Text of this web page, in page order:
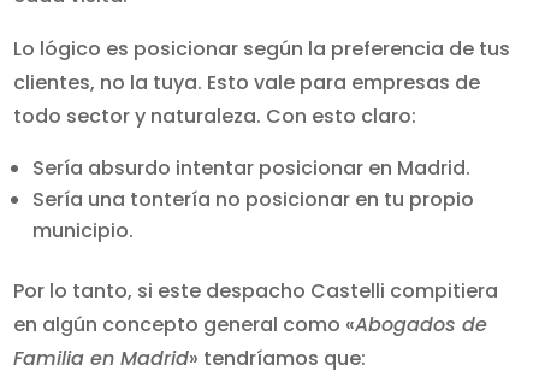
Lo lógico es posicionar según la preferencia de tus
clientes, no la tuya. Esto vale para empresas de
todo sector y naturaleza. Con esto claro:
Sería absurdo intentar posicionar en Madrid.
Sería una tontería no posicionar en tu propio
municipio.
Por lo tanto, si este despacho Castelli compitiera
en algún concepto general como «Abogados de
Familia en Madrid» tendríamos que: